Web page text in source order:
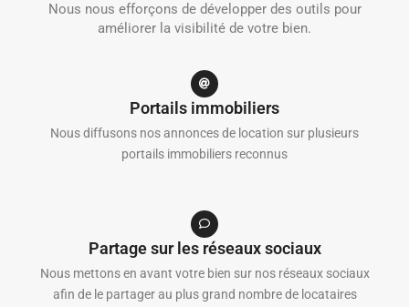
Nous nous efforçons de développer des outils pour
améliorer la visibilité de votre bien.
Portails immobiliers
Nous diffusons nos annonces de location sur plusieurs
portails immobiliers reconnus
Partage sur les réseaux sociaux
Nous mettons en avant votre bien sur nos réseaux sociaux
afin de le partager au plus grand nombre de locataires